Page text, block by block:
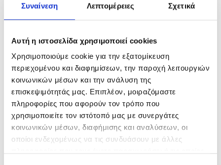
Συναίνεση Λεπτομέρειες Σχετικά
Αυτή η ιστοσελίδα χρησιμοποιεί cookies
Χρησιμοποιούμε cookie για την εξατομίκευση
περιεχομένου και διαφημίσεων, την παροχή λειτουργιών
κοινωνικών μέσων και την ανάλυση της
επισκεψιμότητάς μας. Επιπλέον, μοιραζόμαστε
πληροφορίες που αφορούν τον τρόπο που
χρησιμοποιείτε τον ιστότοπό μας με συνεργάτες
κοινωνικών μέσων, διαφήμισης και αναλύσεων, οι
οποίοι ενδεχομένως να τις συνδυάσουν με άλλες
BATERIE CYNKOWE
Economy Line
AKUMULATORY DO ŁADOWANIA
AKUMULATORY DO ŁADOWANIA
Chargers